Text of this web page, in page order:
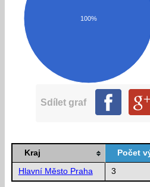
100%
Sdílet graf
Kraj Počet
Hlavní Město Praha 3